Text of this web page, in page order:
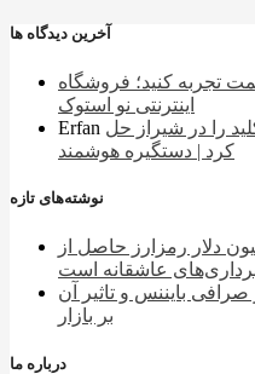
آخرین دیدگاه ها
تجربه کنید؛ فروشگاه
اینترنتی نو استوک
Erfan را در شیراز حل
کرد | دستگیره هوشمند
نوشته‌های تازه
در پی توقیف ۲۵ میلیون دلار رمزارز حاصل از
عاشقانه است
از صرافی بایننس و تاثیر آن
بر بازار
درباره ما